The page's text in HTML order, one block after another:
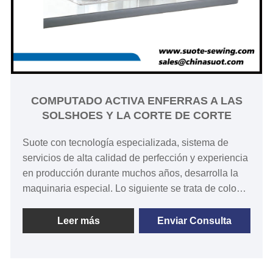
COMPUTADO ACTIVA ENFERRAS A LAS
SOLSHOES Y LA CORTE DE CORTE
Suote con tecnología especializada, sistema de
servicios de alta calidad de perfección y experiencia
en producción durante muchos años, desarrolla la
maquinaria especial. Lo siguiente se trata de colocar
relacionado con el borde, espero ayudarlo a
comprender mejor las aletas de los hombros y el
Leer más Enviar Consulta